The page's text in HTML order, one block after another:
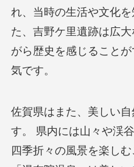
れ、当時の生活や文化
た、吉野ケ里遺跡は広
がら歴史を感じること
気です。
佐賀県はまた、美しい
す。 県内には山々や渓
四季折々の風景を楽し